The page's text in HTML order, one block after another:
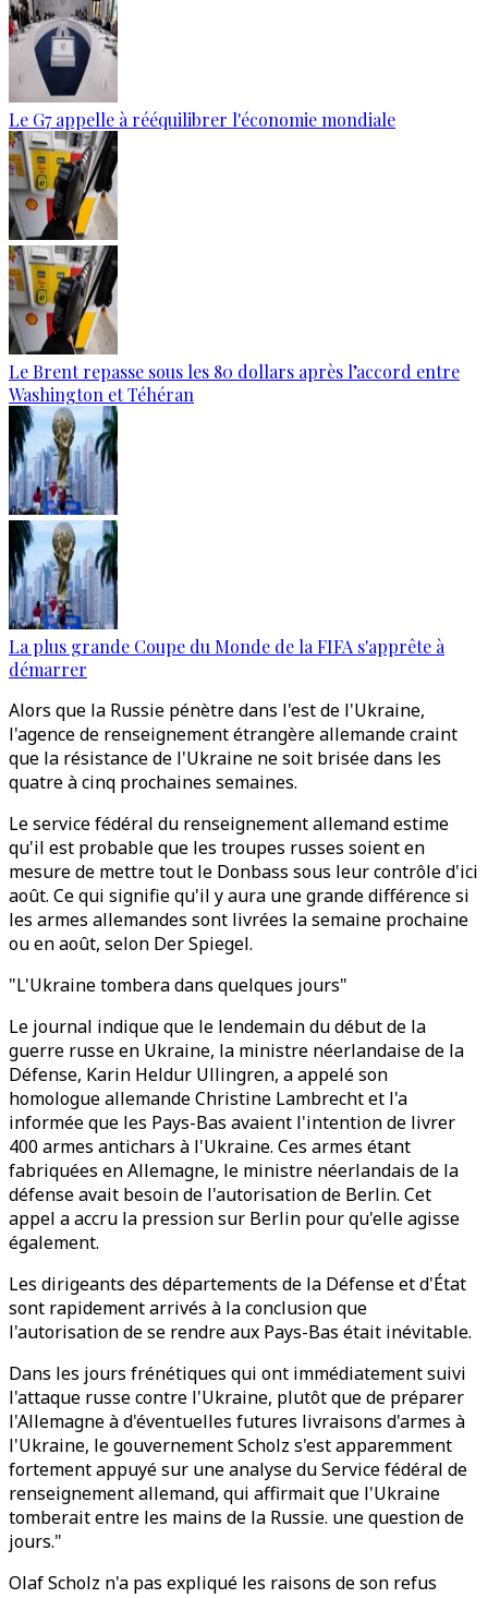
Le G7 appelle à rééquilibrer l'économie mondiale
Le Brent repasse sous les 80 dollars après l’accord entre
Washington et Téhéran
La plus grande Coupe du Monde de la FIFA s'apprête à
démarrer
Alors que la Russie pénètre dans l'est de l'Ukraine,
l'agence de renseignement étrangère allemande craint
que la résistance de l'Ukraine ne soit brisée dans les
quatre à cinq prochaines semaines.
Le service fédéral du renseignement allemand estime
qu'il est probable que les troupes russes soient en
mesure de mettre tout le Donbass sous leur contrôle d'ici
août. Ce qui signifie qu'il y aura une grande différence si
les armes allemandes sont livrées la semaine prochaine
ou en août, selon Der Spiegel.
"L'Ukraine tombera dans quelques jours"
Le journal indique que le lendemain du début de la
guerre russe en Ukraine, la ministre néerlandaise de la
Défense, Karin Heldur Ullingren, a appelé son
homologue allemande Christine Lambrecht et l'a
informée que les Pays-Bas avaient l'intention de livrer
400 armes antichars à l'Ukraine. Ces armes étant
fabriquées en Allemagne, le ministre néerlandais de la
défense avait besoin de l'autorisation de Berlin. Cet
appel a accru la pression sur Berlin pour qu'elle agisse
également.
Les dirigeants des départements de la Défense et d'État
sont rapidement arrivés à la conclusion que
l'autorisation de se rendre aux Pays-Bas était inévitable.
Dans les jours frénétiques qui ont immédiatement suivi
l'attaque russe contre l'Ukraine, plutôt que de préparer
l'Allemagne à d'éventuelles futures livraisons d'armes à
l'Ukraine, le gouvernement Scholz s'est apparemment
fortement appuyé sur une analyse du Service fédéral de
renseignement allemand, qui affirmait que l'Ukraine
tomberait entre les mains de la Russie. une question de
jours."
Olaf Scholz n'a pas expliqué les raisons de son refus